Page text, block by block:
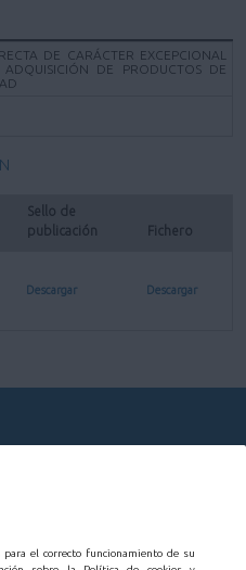
el correcto funcionamiento de su
DE CARÁCTER EXCEPCIONAL
DE PRODUCTOS DE
Sello de
publicación
Fichero
Descargar Descargar